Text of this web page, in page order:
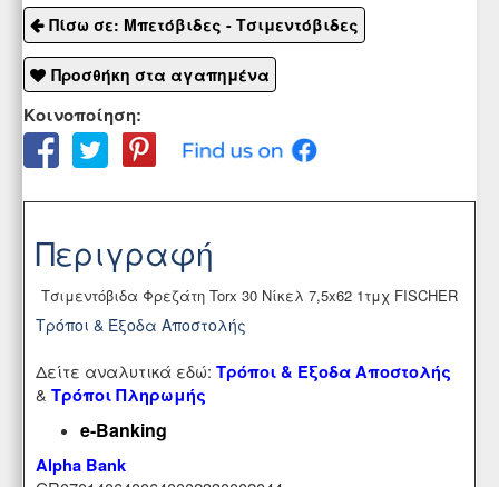
Πίσω σε: Μπετόβιδες - Τσιμεντόβιδες
Προσθήκη στα αγαπημένα
Κοινοποίηση:
Περιγραφή
Τσιμεντόβιδα Φρεζάτη Torx 30 Νίκελ 7,5x62 1τμχ FISCHER
Τρόποι & Έξοδα Αποστολής
Δείτε αναλυτικά εδώ: Τρόποι & Έξοδα Αποστολής
& Τρόποι Πληρωμής
e-Banking
Alpha Bank